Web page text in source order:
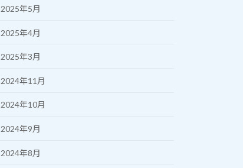
2025年5月
2025年4月
2025年3月
2024年11月
2024年10月
2024年9月
2024年8月